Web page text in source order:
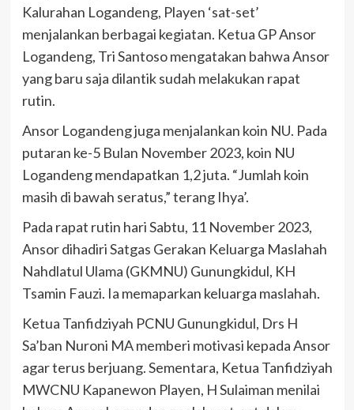
Kalurahan Logandeng, Playen ‘sat-set’
menjalankan berbagai kegiatan. Ketua GP Ansor
Logandeng, Tri Santoso mengatakan bahwa Ansor
yang baru saja dilantik sudah melakukan rapat
rutin.
Ansor Logandeng juga menjalankan koin NU. Pada
putaran ke-5 Bulan November 2023, koin NU
Logandeng mendapatkan 1,2 juta. “Jumlah koin
masih di bawah seratus,” terang Ihya’.
Pada rapat rutin hari Sabtu, 11 November 2023,
Ansor dihadiri Satgas Gerakan Keluarga Maslahah
Nahdlatul Ulama (GKMNU) Gunungkidul, KH
Tsamin Fauzi. Ia memaparkan keluarga maslahah.
Ketua Tanfidziyah PCNU Gunungkidul, Drs H
Sa’ban Nuroni MA memberi motivasi kepada Ansor
agar terus berjuang. Sementara, Ketua Tanfidziyah
MWCNU Kapanewon Playen, H Sulaiman menilai